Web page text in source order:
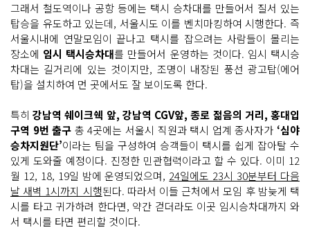
그래서 철도역이나 공항 등에는 택시 승차대를 만들어서 질서 있는
탑승을 유도하고 있는데, 서울시도 이를 벤치마킹하여 시행한다. 즉
서울시내에 연말모임이 끝나고 택시를 잡으려는 사람들이 몰리는
장소에 임시 택시승차대를 만들어서 운영하는 것이다. 임시 택시승
차대는 길거리에 있는 것이지만, 조명이 내장된 풍선 광고탑(에어
탑)을 설치하여 먼 곳에서도 잘 보이도록 한다.
특히강남역 쉐이크쉑 앞, 강남역 CGV앞, 종로 젊음의 거리, 홍대입
구역 9번 출구 총 4곳에는 서울시 직원과 택시 업계 종사자가 ‘심야
승차지원단’이라는 팀을 구성하여 승객들이 택시를 쉽게 잡아탈 수
있게 도와줄 예정이다. 진정한 민관협력이라고 할 수 있다. 이미 12
월 12, 18, 19일 밤에 운영되었으며, 24일에도 23시 30분부터 다음
날 새벽 1시까지 시행된다. 따라서 이들 근처에서 모임 후 밤늦게 택
시를 타고 귀가하려 한다면, 약간 걷더라도 이곳 임시승차대까지 와
서 택시를 타면 편리할 것이다.